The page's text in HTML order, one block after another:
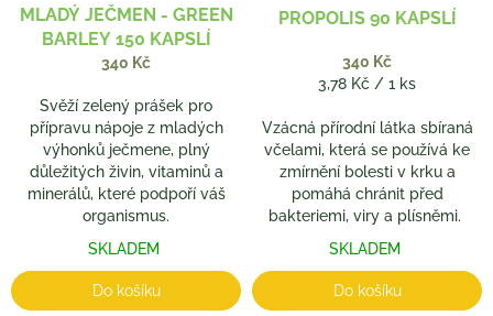
MLADÝ JEČMEN - GREEN
BARLEY 150 KAPSLÍ
340 Kč
Svěží zelený prášek pro
přípravu nápoje z mladých
výhonků ječmene, plný
důležitých živin, vitaminů a
minerálů, které podpoří váš
organismus.
SKLADEM
Do košíku
PROPOLIS 90 KAPSLÍ
340 Kč
Měrná
3,78 Kč / 1 ks
Vzácná přírodní látka sbíraná
včelami, která se používá ke
zmírnění bolesti v krku a
pomáhá chránit před
bakteriemi, viry a plísněmi.
SKLADEM
Do košíku